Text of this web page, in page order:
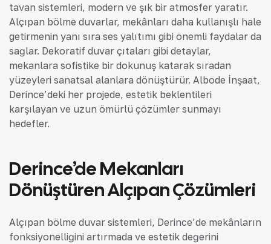
tavan sistemleri, modern ve şık bir atmosfer yaratır.
Alçıpan bölme duvarlar, mekânları daha kullanışlı hale
getirmenin yanı sıra ses yalıtımı gibi önemli faydalar da
sağlar. Dekoratif duvar çıtaları gibi detaylar,
mekanlara sofistike bir dokunuş katarak sıradan
yüzeyleri sanatsal alanlara dönüştürür. Albode İnşaat,
Derince’deki her projede, estetik beklentileri
karşılayan ve uzun ömürlü çözümler sunmayı
hedefler.
Derince’de Mekanları
Dönüştüren Alçıpan Çözümleri
Alçıpan bölme duvar sistemleri, Derince’de mekânların
fonksiyonelliğini artırmada ve estetik değerini